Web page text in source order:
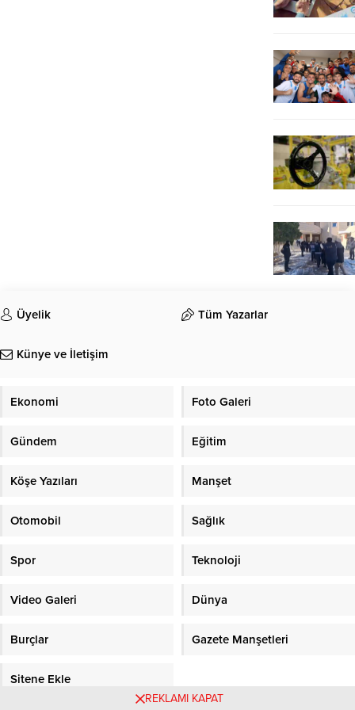
Üyelik Tüm Yazarlar
Künye ve İletişim
Ekonomi Foto Galeri
Gündem Eğitim
Köşe Yazıları Manşet
Otomobil Sağlık
Spor Teknoloji
Video Galeri Dünya
Burçlar Gazete Manşetleri
Sitene Ekle
REKLAMI KAPAT